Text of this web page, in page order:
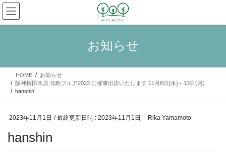
コ
ン
テ
ス
ナ
ビ
ゲ
ン
お知らせ
HOME
お知らせ
阪神梅田本店 北欧フェア2023 に催事出店いたします 11月8日(水)～13日(月)
hanshin
2023年11月1日 / 最終更新日時 : 2023年11月1日 Rika Yamamoto
hanshin